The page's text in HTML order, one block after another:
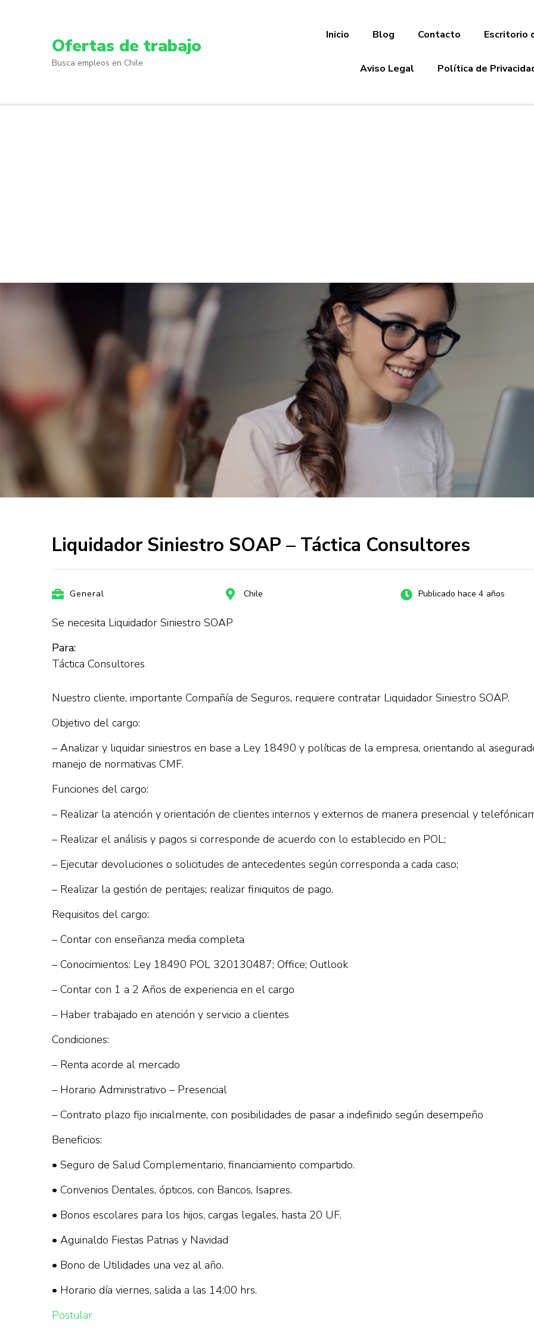
Ofertas de trabajo
Busca empleos en Chile
Inicio Blog Contacto Escritorio
Aviso Legal Política de
Liquidador Siniestro SOAP – Táctica Consultores
General Chile Publicado hace 4 años
Se necesita Liquidador Siniestro SOAP
Para:
Táctica Consultores
Nuestro cliente, importante Compañía de Seguros, requiere contratar Liquidador Siniestro SOAP.
Objetivo del cargo:
– Analizar y liquidar siniestros en base a Ley 18490 y políticas de la empresa, orientando al
manejo de normativas CMF.
Funciones del cargo:
– Realizar la atención y orientación de clientes internos y externos de manera presencial y
– Realizar el análisis y pagos si corresponde de acuerdo con lo establecido en POL;
– Ejecutar devoluciones o solicitudes de antecedentes según corresponda a cada caso;
– Realizar la gestión de peritajes; realizar finiquitos de pago.
Requisitos del cargo:
– Contar con enseñanza media completa
– Conocimientos: Ley 18490 POL 320130487; Office; Outlook
– Contar con 1 a 2 Años de experiencia en el cargo
– Haber trabajado en atención y servicio a clientes
Condiciones:
– Renta acorde al mercado
– Horario Administrativo – Presencial
– Contrato plazo fijo inicialmente, con posibilidades de pasar a indefinido según desempeño
Beneficios:
• Seguro de Salud Complementario, financiamiento compartido.
• Convenios Dentales, ópticos, con Bancos, Isapres.
• Bonos escolares para los hijos, cargas legales, hasta 20 UF.
• Aguinaldo Fiestas Patrias y Navidad
• Bono de Utilidades una vez al año.
• Horario día viernes, salida a las 14:00 hrs.
Postular